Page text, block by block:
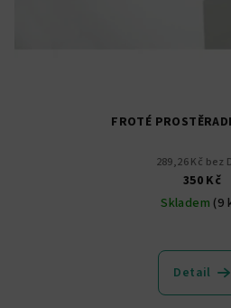
FROTÉ
289,26 Kč bez
350 Kč
Skladem (9
Detail